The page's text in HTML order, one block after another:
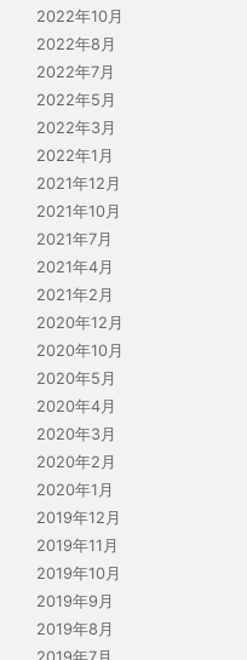
2022年10月
2022年8月
2022年7月
2022年5月
2022年3月
2022年1月
2021年12月
2021年10月
2021年7月
2021年4月
2021年2月
2020年12月
2020年10月
2020年5月
2020年4月
2020年3月
2020年2月
2020年1月
2019年12月
2019年11月
2019年10月
2019年9月
2019年8月